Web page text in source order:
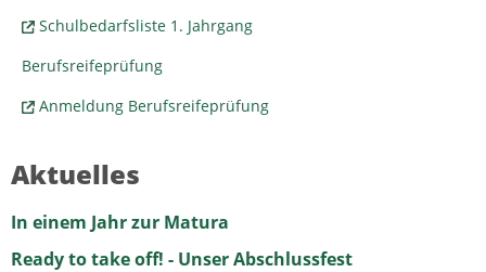
Schulbedarfsliste 1. Jahrgang
Berufsreifeprüfung
Anmeldung Berufsreifeprüfung
Aktuelles
In einem Jahr zur Matura
Ready to take off! - Unser Abschlussfest